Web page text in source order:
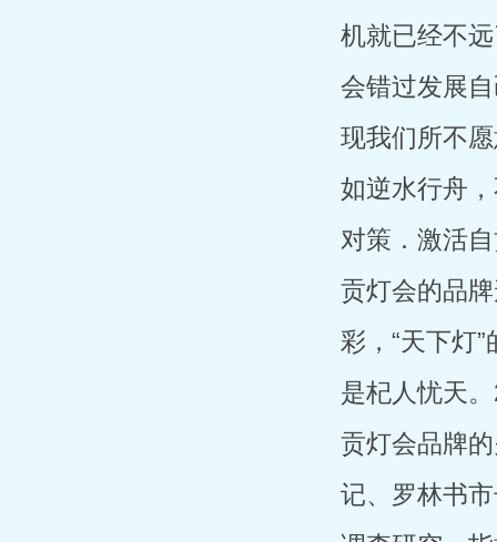
机就已经不
会错过发展
现我们所不
如逆水行舟
对策．激活
贡灯会的品
彩，“天下灯
是杞人忧天
贡灯会品牌
记、罗林书